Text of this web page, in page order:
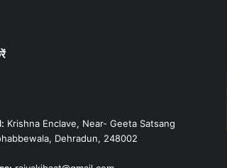
Krishna Enclave, Near- Geeta Satsang
Dehradun, 248002